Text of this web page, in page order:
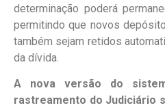
determinação poderá
permitindo que novos
também sejam retidos
da dívida.
A nova versão do
rastreamento do Judiciário